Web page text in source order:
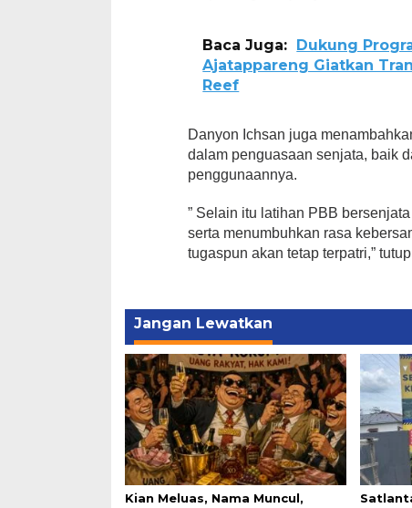
Baca Juga: Dukung
Ajatappareng Giatkan
Reef
Danyon Ichsan juga
dalam penguasaan senjata, baik
penggunaannya.
” Selain itu latihan PBB
serta menumbuhkan rasa
tugaspun akan tetap terpatri,”
Jangan Lewatkan
Kian Meluas, Nama Muncul,